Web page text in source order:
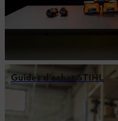
Guides d'achat STIHL